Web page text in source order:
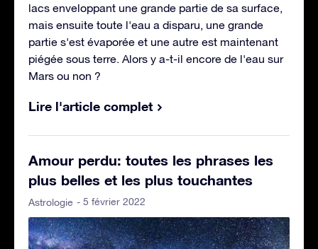
lacs enveloppant une grande partie de sa surface,
mais ensuite toute l'eau a disparu, une grande
partie s'est évaporée et une autre est maintenant
piégée sous terre. Alors y a-t-il encore de l'eau sur
Mars ou non ?
Lire l'article complet
Amour perdu: toutes les phrases les
plus belles et les plus touchantes
Astrologie - 5 février 2022